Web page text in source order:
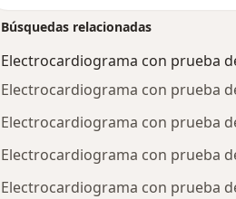
Búsquedas relacionadas
Electrocardiograma con prueba
Electrocardiograma con prueba
Electrocardiograma con prueba
Electrocardiograma con prueba
Electrocardiograma con prueba